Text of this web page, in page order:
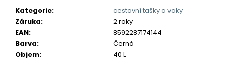
Kategorie:
cestovní tašky a vaky
Záruka:
2 roky
EAN:
8592287174144
Barva:
Černá
Objem:
40 L
e